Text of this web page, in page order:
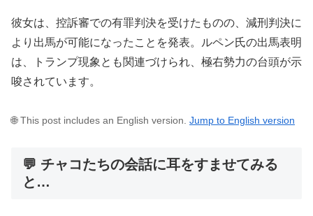
彼女は、控訴審での有罪判決を受けたものの、減刑判決に
より出馬が可能になったことを発表。ルペン氏の出馬表明
は、トランプ現象とも関連づけられ、極右勢力の台頭が示
唆されています。
🌐 This post includes an English version. Jump to English version
💬 チャコたちの会話に耳をすませてみる
と…